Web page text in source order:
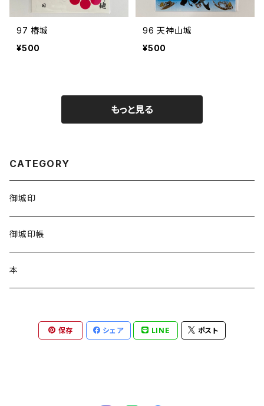
97 椿城
¥500
96 天神山城
¥500
もっと見る
CATEGORY
御城印
御城印帳
本
保存 シェア LINE ポスト